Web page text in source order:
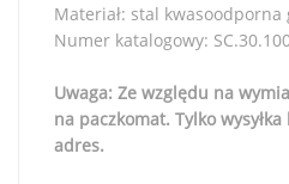
Materiał: stal kwasoodporna
Numer katalogowy:
Uwaga: Ze względu na
na paczkomat. Tylko
adres.